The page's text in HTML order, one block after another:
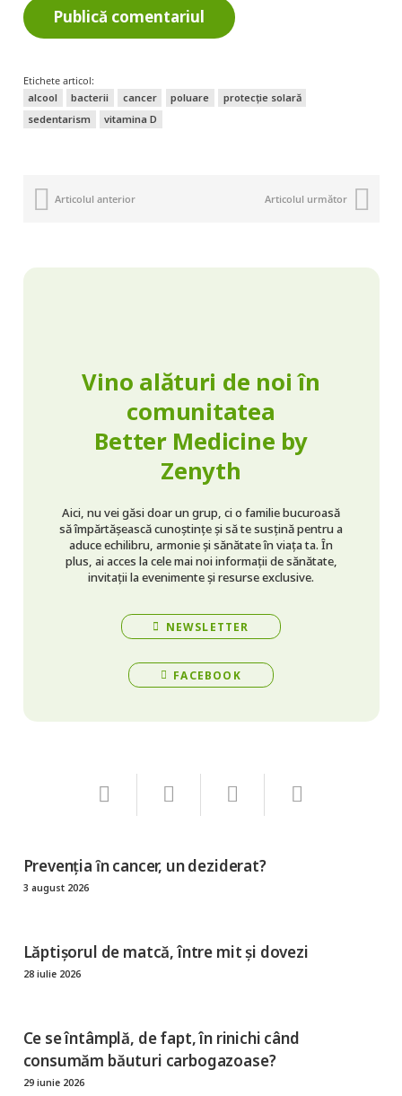
Prevenția ȋn cancer, un deziderat?
3 august 2026
Lăptișorul de matcă, între mit și dovezi
28 iulie 2026
Ce se întâmplă, de fapt, în rinichi când
consumăm băuturi carbogazoase?
29 iunie 2026
Publică comentariul
Etichete articol:
alcool
bacterii cancer poluare
protecție solară
sedentarism
vitamina D
Articolul anterior Articolul următor
Vino alături de noi în
comunitatea
Better Medicine by
Zenyth
Aici, nu vei găsi doar un grup, ci o familie bucuroasă
să împărtășească cunoștințe și să te susțină pentru a
aduce echilibru, armonie și sănătate în viața ta. În
plus, ai acces la cele mai noi informații de sănătate,
invitații la evenimente și resurse exclusive.
NEWSLETTER
FACEBOOK